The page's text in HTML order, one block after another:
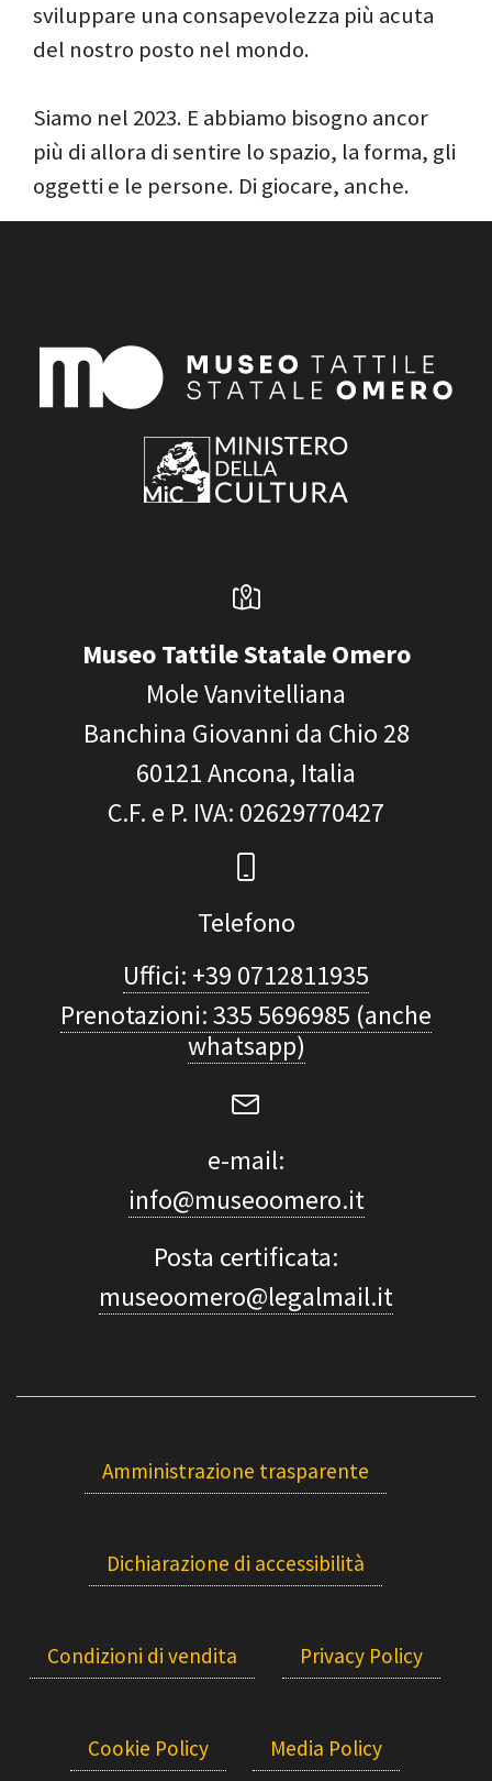
sviluppare una consapevolezza più acuta
del nostro posto nel mondo.
Siamo nel 2023. E abbiamo bisogno ancor
più di allora di sentire lo spazio, la forma, gli
oggetti e le persone. Di giocare, anche.
Museo Tattile Statale Omero
Mole Vanvitelliana
Banchina Giovanni da Chio 28
60121Ancona, Italia
C.F. e P. IVA: 02629770427
Telefono
Uffici: +39 0712811935
Prenotazioni: 335 5696985 (anche
whatsapp)
e-mail:
info@museoomero.it
Posta certificata:
museoomero@legalmail.it
Amministrazione trasparente
Dichiarazione di accessibilità
Condizioni di vendita Privacy Policy
Cookie Policy Media Policy